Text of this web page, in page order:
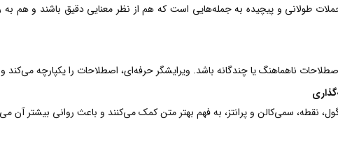
طولانی و پیچیده به جمله‌هایی است که هم از نظر معنایی دقیق باشند و
ناهماهنگ یا چندگانه باشد. ویرایشگر حرفه‌ای، اصطلاحات را یکپارچه
نقطه، سمی‌کالن و پرانتز، به فهم بهتر متن کمک می‌کنند و باعث روانی بیشتر آن